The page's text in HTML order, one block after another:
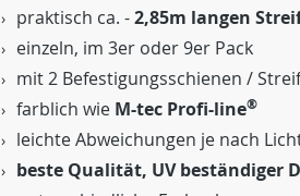
praktisch ca. -2,85m langen
einzeln, im 3er oder 9er Pack
mit 2 Befestigungsschienen /
farblich wie M-tec Profi-line®
leichte Abweichungen je nach
beste Qualität, UV beständiger